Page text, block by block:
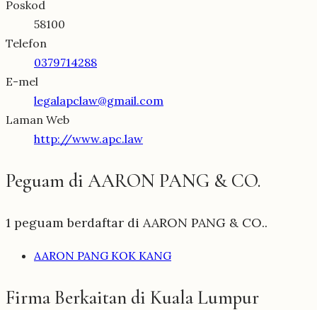
Poskod
58100
Telefon
0379714288
E-mel
legalapclaw@gmail.com
Laman Web
http://www.apc.law
Peguam di AARON PANG & CO.
1 peguam berdaftar di AARON PANG & CO..
AARON PANG KOK KANG
Firma Berkaitan di Kuala Lumpur